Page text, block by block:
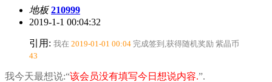
地板 210999
2019-1-1 00:04:32
引用: 我在 2019-01-01 00:04 完成签到,获得随机奖励 紫晶币
43
我今天最想说:“该会员没有填写今日想说内容.”.